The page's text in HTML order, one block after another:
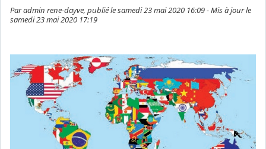
Par admin rene-dayve, publié le samedi 23 mai 2020 16:09 - Mis à jour le
samedi 23 mai 2020 17:19